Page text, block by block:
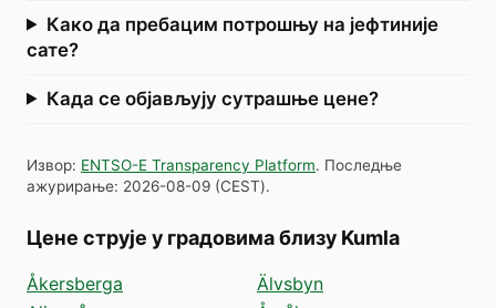
Како да пребацим потрошњу на јефтиније
сате?
Када се објављују сутрашње цене?
Извор: ENTSO-E Transparency Platform. Последње
ажурирање: 2026-08-09 (CEST).
Цене струје у градовима близу Kumla
Åkersberga
Älvsbyn